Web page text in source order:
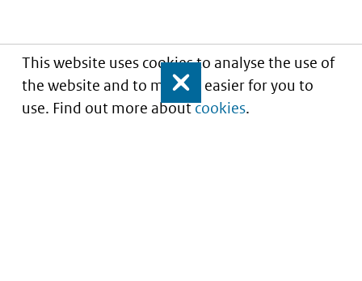
This website uses cookies to analyse the use of
the website and to make it easier for you to
use. Find out more aboutcookies.
Close